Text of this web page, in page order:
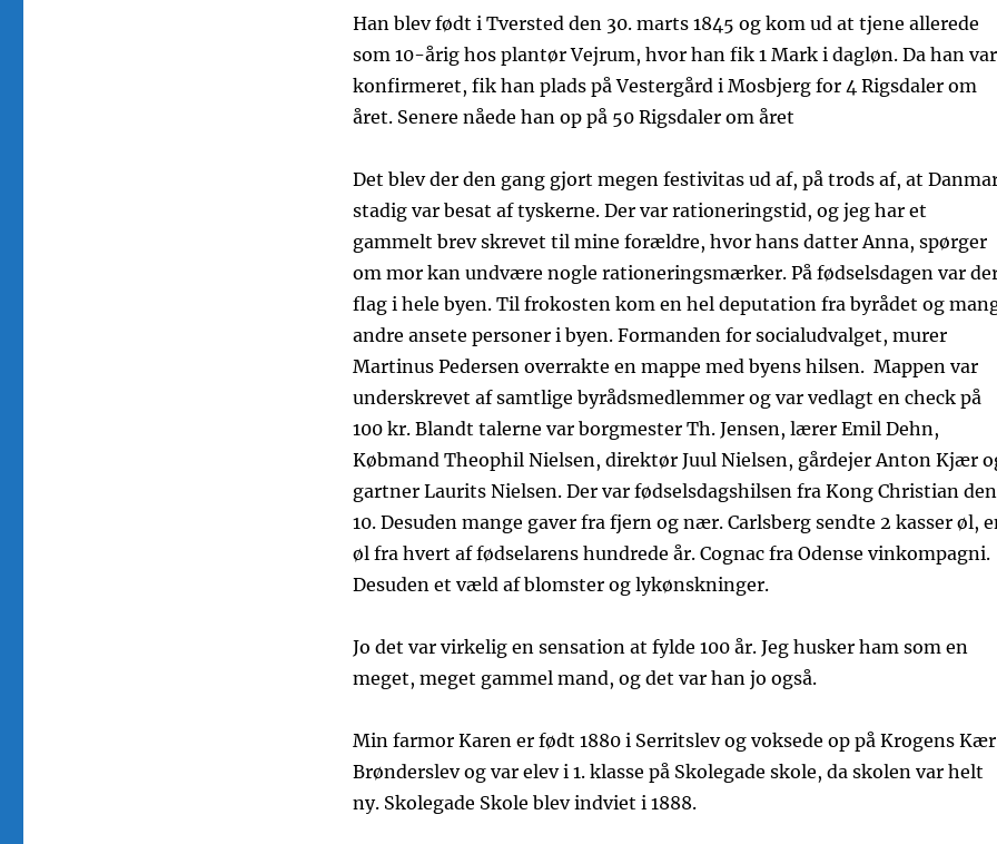
Han blev født i Tversted den 30. marts 1845 og kom ud at tjene allerede
som 10-årig hos plantør Vejrum, hvor han fik 1 Mark i dagløn. Da han var
konfirmeret, fik han plads på Vestergård i Mosbjerg for 4 Rigsdaler om
året. Senere nåede han op på 50 Rigsdaler om året
Det blev der den gang gjort megen festivitas ud af, på trods af, at
stadig var besat af tyskerne. Der var rationeringstid, og jeg har et
gammelt brev skrevet til mine forældre, hvor hans datter Anna, spørger
om mor kan undvære nogle rationeringsmærker. På fødselsdagen var
flag i hele byen. Til frokosten kom en hel deputation fra byrådet og
andre ansete personer i byen. Formanden for socialudvalget, murer
Martinus Pedersen overrakte en mappe med byens hilsen. Mappen var
underskrevet af samtlige byrådsmedlemmer og var vedlagt en check på
100 kr. Blandt talerne var borgmester Th. Jensen, lærer Emil Dehn,
Købmand Theophil Nielsen, direktør Juul Nielsen, gårdejer Anton Kjær
gartner Laurits Nielsen. Der var fødselsdagshilsen fra Kong Christian den
10. Desuden mange gaver fra fjern og nær. Carlsberg sendte 2 kasser øl,
øl fra hvert af fødselarens hundrede år. Cognac fra Odense vinkompagni.
Desuden et væld af blomster og lykønskninger.
Jo det var virkelig en sensation at fylde 100 år. Jeg husker ham som en
meget, meget gammel mand, og det var han jo også.
Min farmor Karen er født 1880 i Serritslev og voksede op på Krogens
Brønderslev og var elev i 1. klasse på Skolegade skole, da skolen var helt
ny. Skolegade Skole blev indviet i 1888.